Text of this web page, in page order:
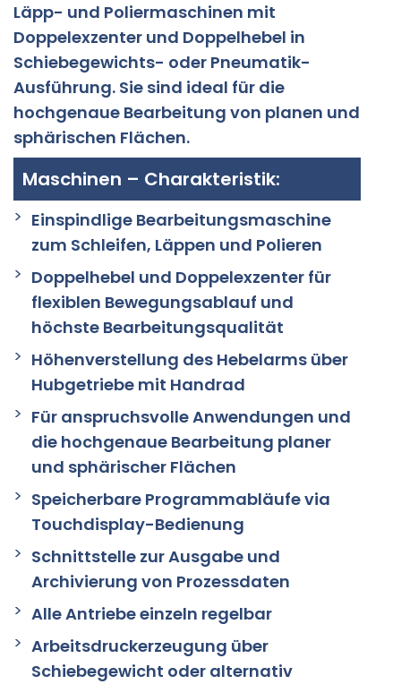
Läpp- und Poliermaschinen mit
Doppelexzenter und Doppelhebel in
Schiebegewichts- oder Pneumatik-
Ausführung. Sie sind ideal für die
hochgenaue Bearbeitung von planen und
sphärischen Flächen.
Maschinen – Charakteristik:
Einspindlige Bearbeitungsmaschine
zum Schleifen, Läppen und Polieren
Doppelhebel und Doppelexzenter für
flexiblen Bewegungsablauf und
höchste Bearbeitungsqualität
Höhenverstellung des Hebelarms über
Hubgetriebe mit Handrad
Für anspruchsvolle Anwendungen und
die hochgenaue Bearbeitung planer
und sphärischer Flächen
Speicherbare Programmabläufe via
Touchdisplay-Bedienung
Schnittstelle zur Ausgabe und
Archivierung von Prozessdaten
Alle Antriebe einzeln regelbar
Arbeitsdruckerzeugung über
Schiebegewicht oder alternativ